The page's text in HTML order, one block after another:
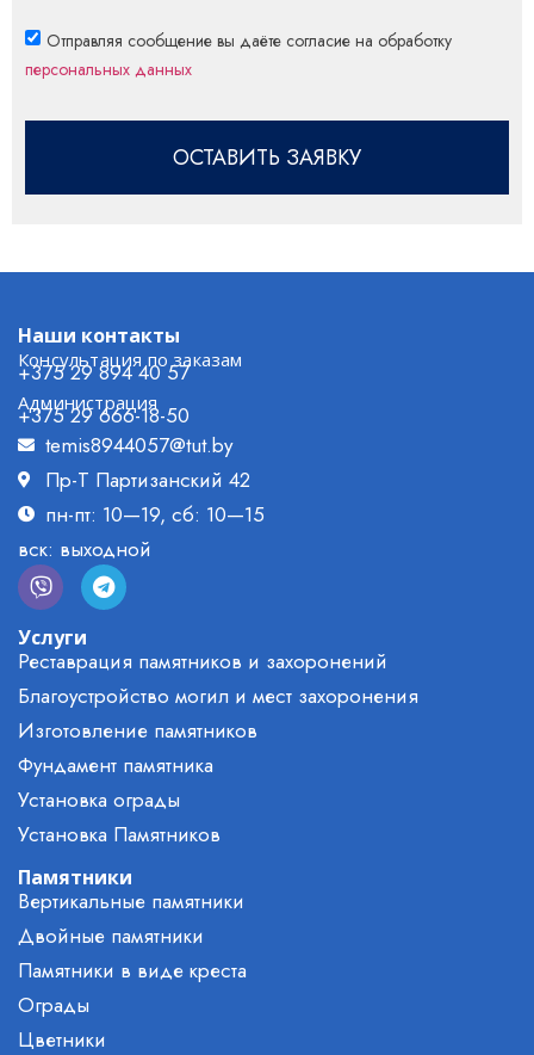
Отправляя сообщение вы даёте согласие на обработку
персональных данных
ОСТАВИТЬ ЗАЯВКУ
Памятники
Вертикальные памятники
Двойные памятники
Памятники в виде креста
Ограды
Цветники
Услуги
Реставрация памятников и захоронений
Благоустройство могил и мест захоронения
Изготовление памятников
Фундамент памятника
Установка ограды
Установка Памятников
Наши контакты
Консультация по заказам
+375 29 894 40 57
Администрация
+375 29 666-18-50
temis8944057@tut.by
Пр-Т Партизанский 42
пн-пт: 10—19, сб: 10—15
вск: выходной